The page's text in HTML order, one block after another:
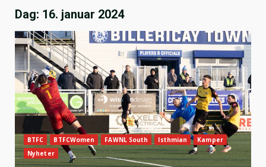
Dag: 16. januar 2024
BTFC BTFCWomen FAWNL South Isthmian
Kamper
Nyheter